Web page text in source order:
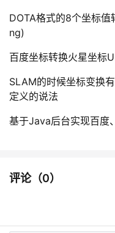
DOTA格式的8个坐标
ng)
百度坐标转换火星坐标
SLAM的时候坐标变换
定义的说法
基于Java后台实现百度
评论（0）